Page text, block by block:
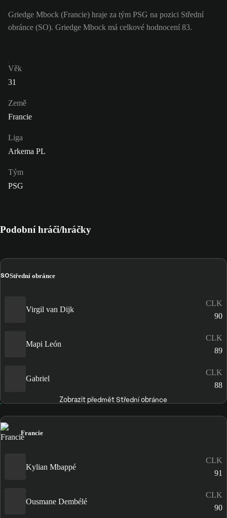
Griedge Mbock (Francie) hraje za tým PSG na pozici Střední
obránce (SO). Griedge Mbock má celkové hodnocení 83.
Věk
31
Země
Francie
Liga
Arkema PL
Tým
PSG
Podobní hráči/hráčky
SOStřední obránce
Virgil van Dijk
CLK
90
Mapi León
CLK
89
Gabriel
CLK
88
Zobrazit předmět Střední obránce
Francie
Kylian Mbappé
CLK
91
Ousmane Dembélé
CLK
90